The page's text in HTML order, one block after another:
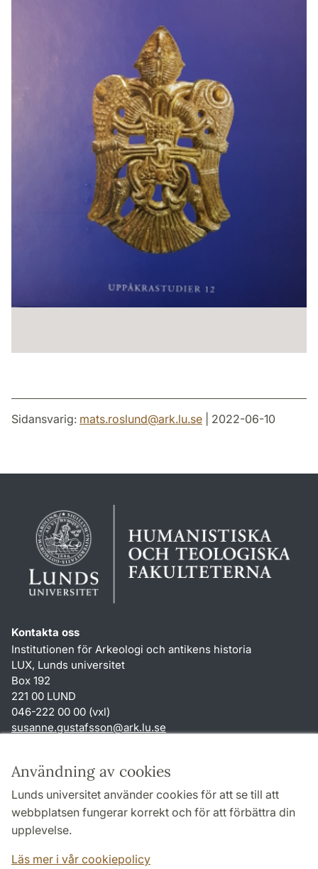
Användning av cookies
Lunds universitet använder cookies för att se till att
webbplatsen fungerar korrekt och för att förbättra din
upplevelse.
Läs mer i vår cookiepolicy
Sidansvarig: mats.roslund@ark.lu.se | 2022-06-10
Kontakta oss
Institutionen för Arkeologi och antikens historia
LUX, Lunds universitet
Box 192
221 00 LUND
046-222 00 00 (vxl)
susanne.gustafsson@ark.lu.se
Genvägar
Om webbplatsen och cookies
Behandling av personuppgifter
Tillgänglighetsredogörelse